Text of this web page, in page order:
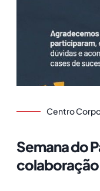
Centro
Semana do
colaboração